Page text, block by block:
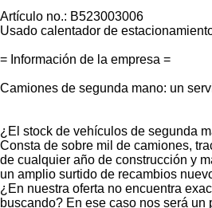
Artículo no.: B523003006
Usado calentador de
= Información de la empresa =
Camiones de segunda mano: un
¿El stock de vehículos de segunda
Consta de sobre mil de camiones,
de cualquier año de construcción y
un amplio surtido de recambios
¿En nuestra oferta no encuentra
buscando? En ese caso nos será un